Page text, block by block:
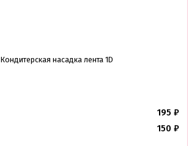
Кондитерская насадка лента 1D
195 ₽
150 ₽